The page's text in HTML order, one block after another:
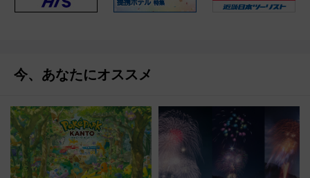
今、あなたにオススメ